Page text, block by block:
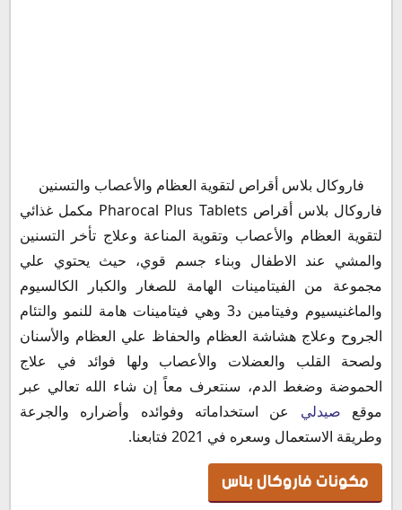
مكونات فاروكال بلاس
دواعي استعمال دواء فاروكال بلاس
الآثار و الأعرض الجانبية لدواء فاروكال بلاس أقراص
موانع استعمال دواء فاروكال بلاس أقراص
فوائد فاروكال بلاس
هل حبوب فاروكال بلاس تسمن
فاروكال بلاس للاطفال
برشام فاروكال للحامل
فاروكال والرضاعة
التداخلات الدوائية مع دواء فاروكال بلاس Pharocal Plus
Tablets
جرعة وطريقة استخدام فاروكال أقراص
سعر فاروكال كالسيوم 500 في مصر 2021
سعر فاروكال في السعودية
فاروكال بلاس أقراص لتقوية العظام والأعصاب والتسنين
فاروكال بلاس أقراص Pharocal Plus Tablets مكمل غذائي
لتقوية العظام والأعصاب وتقوية المناعة وعلاج تأخر التسنين
والمشي عند الاطفال وبناء جسم قوي، حيث يحتوي علي
مجموعة من الفيتامينات الهامة للصغار والكبار الكالسيوم
والماغنيسيوم وفيتامين د3 وهي فيتامينات هامة للنمو والتئام
الجروح وعلاج هشاشة العظام والحفاظ علي العظام والأسنان
ولصحة القلب والعضلات والأعصاب ولها فوائد في علاج
الحموضة وضغط الدم، سنتعرف معاً إن شاء الله تعالي عبر
موقع صيدلي عن استخداماته وفوائده وأضراره والجرعة
وطريقة الاستعمال وسعره في 2021 فتابعنا.
مكونات فاروكال بلاس